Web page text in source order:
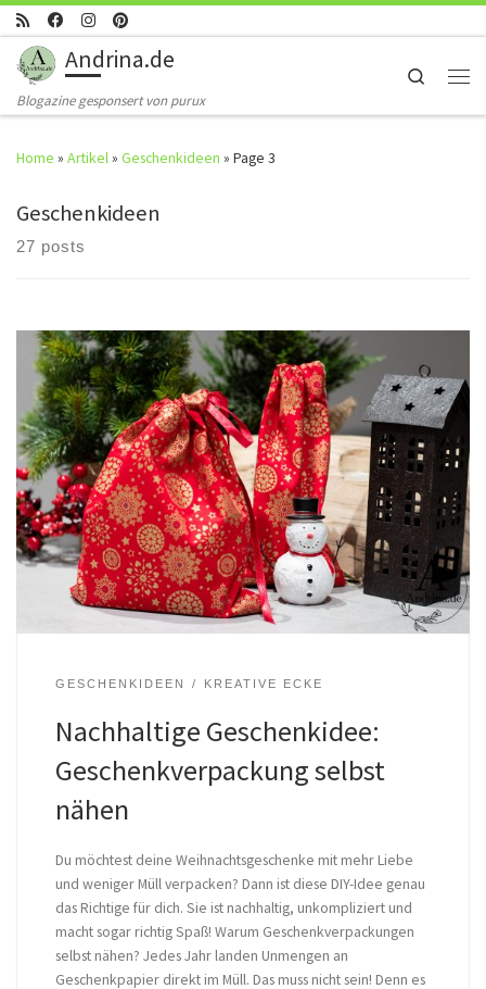
Skip to content
Andrina.de
Blogazine gesponsert von purux
Search
Home » Artikel » Geschenkideen » Page 3
Geschenkideen
27 posts
GESCHENKIDEEN KREATIVE ECKE
Nachhaltige Geschenkidee:
Geschenkverpackung selbst
nähen
Du möchtest deine Weihnachtsgeschenke mit mehr Liebe
und weniger Müll verpacken? Dann ist diese DIY-Idee genau
das Richtige für dich. Sie ist nachhaltig, unkompliziert und
macht sogar richtig Spaß! Warum Geschenkverpackungen
selbst nähen? Jedes Jahr landen Unmengen an
Geschenkpapier direkt im Müll. Das muss nicht sein! Denn es